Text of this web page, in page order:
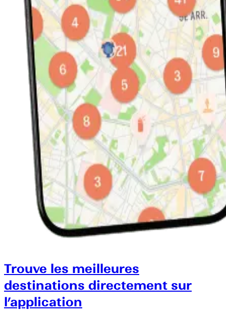
Trouve les meilleures
destinations directement sur
l’application